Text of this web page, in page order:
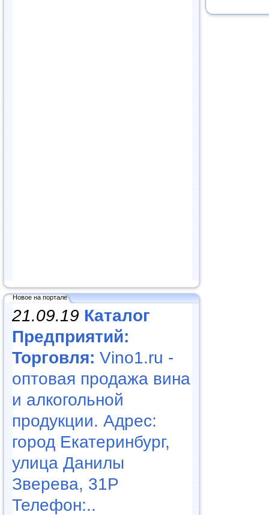
Новое на портале
21.09.19 Каталог
Предприятий:
Торговля: Vino1.ru -
оптовая продажа вина
и алкогольной
продукции. Адрес:
город Екатеринбург,
улица Данилы
Зверева, 31Р
Телефон:..